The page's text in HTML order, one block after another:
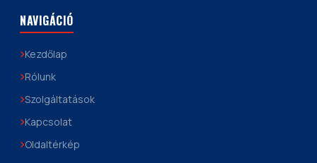
NAVIGÁCIÓ
Kezdőlap
Rólunk
Szolgáltatások
Kapcsolat
Oldaltérkép